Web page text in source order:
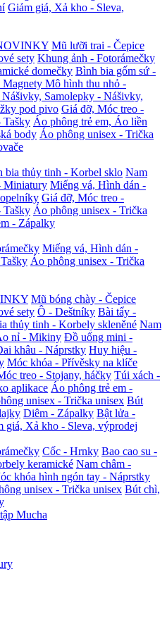
Giảm giá, Xả kho - Sleva,
Mũ lưỡi trai - Čepice
sety Khung ảnh - Fotorámečky
domečky Bình bia gốm sứ -
Magnety Mô hình thu nhỏ -
Samolepky - Nášivky,
pod pivo Giá đỡ, Móc treo -
Tašky Áo phông trẻ em, Áo liền
body Áo phông unisex - Trička
bia thủy tinh - Korbel sklo Nam
Miniatury Miếng vá, Hình dán -
Giá đỡ, Móc treo -
Tašky Áo phông unisex - Trička
- Zápalky
Miếng vá, Hình dán -
Áo phông unisex - Trička
Mũ bóng chày - Čepice
sety Ô - Deštníky Bài tẩy -
thủy tinh - Korbely skleněné Nam
nỉ - Mikiny Đồ uống mini -
khâu - Náprstky Huy hiệu -
Móc khóa - Přívěsky na klíče
treo - Stojany, háčky Túi xách -
aplikace Áo phông trẻ em -
unisex - Trička unisex Bút
Diêm - Zápalky Bật lửa -
giá, Xả kho - Sleva, výprodej
Cốc - Hrnky Bao cao su -
keramické Nam châm -
khóa hình ngón tay - Náprstky
unisex - Trička unisex Bút chì,
Mucha